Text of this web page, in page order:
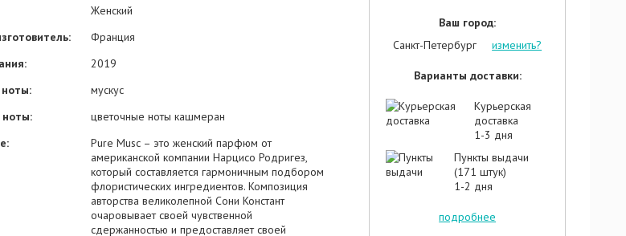
Женский
Франция
2019
мускус
ноты:
цветочные ноты кашмеран
Pure Musc – это женский парфюм от
американской компании Нарцисо Родригез,
который составляется гармоничным подбором
флористических ингредиентов. Композиция
авторства великолепной Сони Констант
очаровывает своей чувственной
сдержанностью и предоставляет своей
Ваш город:
Санкт-Петербург
изменить?
Варианты доставки:
Курьерская
доставка
1-3 дня
Пункты выдачи
(171 штук)
1-2 дня
подробнее